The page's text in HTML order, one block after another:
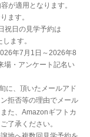
が適用となります。
ます。
祝日の見学予約は
ます。
年7月1日～2026年8
場・アンケート記名い
に、頂いたメールアド
拒否等の理由でメール
た、Amazonギフトカ
了承ください。